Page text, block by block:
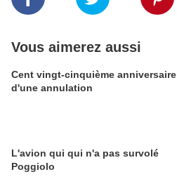
Vous aimerez aussi
Cent vingt-cinquième anniversaire
d'une annulation
L'avion qui qui n'a pas survolé
Poggiolo